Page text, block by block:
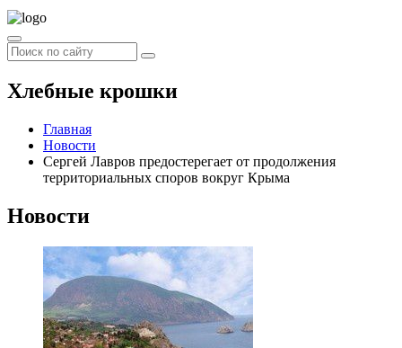
Хлебные крошки
Главная
Новости
Сергей Лавров предостерегает от продолжения
территориальных споров вокруг Крыма
Новости